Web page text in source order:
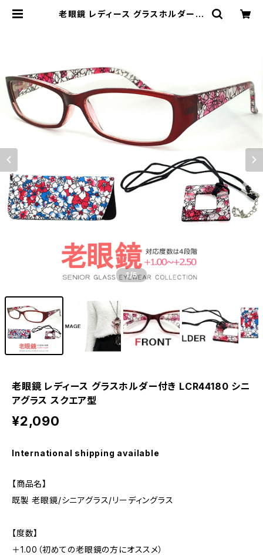
老眼鏡 レディース グラスホルダー付
1/5
老眼鏡 レディース グラスホルダー付き LCR44180 シニ
アグラス スクエア型
¥2,090
International shipping available
【商品名】
既製 老眼鏡/シニアグラス/リーディングラス
【度数】
＋1.00（初めての老眼鏡の方にオススメ）